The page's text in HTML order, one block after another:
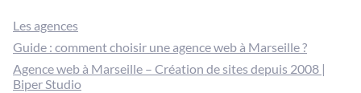
Les agences
Guide : comment choisir une agence web à Marseille ?
Agence web à Marseille – Création de sites depuis 2008 |
Biper Studio